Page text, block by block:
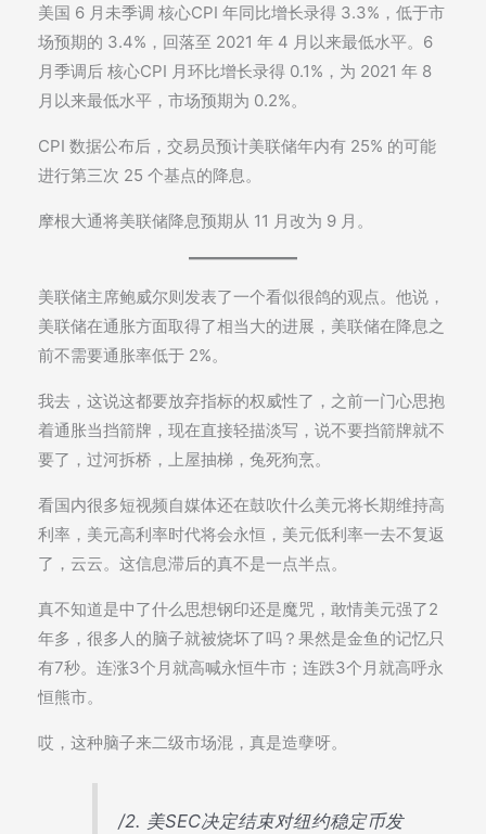
美国 6 月未季调 核心CPI 年同比增长录得 3.3%，低于市
场预期的 3.4%，回落至 2021 年 4 月以来最低水平。6
月季调后 核心CPI 月环比增长录得 0.1%，为 2021 年 8
月以来最低水平，市场预期为 0.2%。
CPI 数据公布后，交易员预计美联储年内有 25% 的可能
进行第三次 25 个基点的降息。
摩根大通将美联储降息预期从 11 月改为 9 月。
美联储主席鲍威尔则发表了一个看似很鸽的观点。他说，
美联储在通胀方面取得了相当大的进展，美联储在降息之
前不需要通胀率低于 2%。
我去，这说这都要放弃指标的权威性了，之前一门心思抱
着通胀当挡箭牌，现在直接轻描淡写，说不要挡箭牌就不
要了，过河拆桥，上屋抽梯，兔死狗烹。
看国内很多短视频自媒体还在鼓吹什么美元将长期维持高
利率，美元高利率时代将会永恒，美元低利率一去不复返
了，云云。这信息滞后的真不是一点半点。
真不知道是中了什么思想钢印还是魔咒，敢情美元强了2
年多，很多人的脑子就被烧坏了吗？果然是金鱼的记忆只
有7秒。连涨3个月就高喊永恒牛市；连跌3个月就高呼永
恒熊市。
哎，这种脑子来二级市场混，真是造孽呀。
/2. 美SEC决定结束对纽约稳定币发